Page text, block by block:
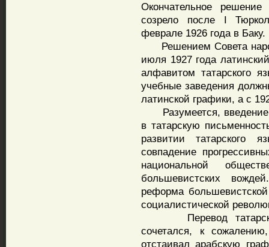
Окончательное
созрело после I
феврале 1926 года в Баку.
Решением Совета
июля 1927 года
алфавитом татарского
учебные заведения
латинской графики, а с
Разумеется, введение
в татарскую
развитии татарского
совпадение
национальной
большевистских
реформа
социалистической
Перевод татарской
сочетался, к
отстаивал арабскую